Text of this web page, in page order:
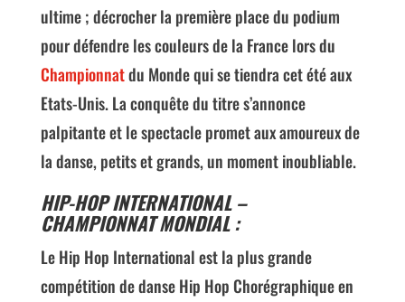
ultime ; décrocher la première place du podium
pour défendre les couleurs de la France lors du
Championnatdu Monde qui se tiendra cet été aux
Etats-Unis. La conquête du titre s’annonce
palpitante et le spectacle promet aux amoureux de
la danse, petits et grands, un moment inoubliable.
HIP-HOP INTERNATIONAL –
CHAMPIONNAT MONDIAL :
Le Hip Hop International est la plus grande
compétition de danse Hip Hop Chorégraphique en